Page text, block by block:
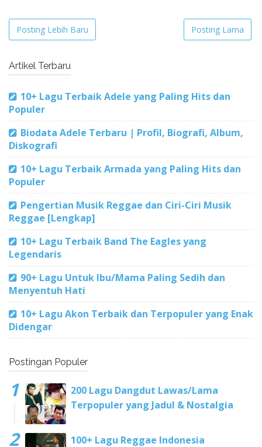
Posting Lebih Baru Posting Lama
Artikel Terbaru
10+ Lagu Terbaik Adele yang Paling Hits dan
Populer
Biodata Adele Terbaru | Profil, Biografi, Album,
Diskografi
10+ Lagu Terbaik Armada yang Paling Hits dan
Populer
Pengertian Musik Reggae dan Ciri-Ciri Musik
Reggae [Lengkap]
10+ Lagu Terbaik Band The Eagles yang
Legendaris
90+ Lagu Untuk Ibu/Mama Paling Sedih dan
Menyentuh Hati
10+ Lagu Akon Terbaik dan Terpopuler yang Enak
Didengar
Postingan Populer
200 Lagu Dangdut Lawas/Lama
Terpopuler yang Jadul & Nostalgia
100+ Lagu Reggae Indonesia